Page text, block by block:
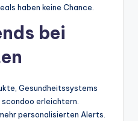
haben keine Chance.
bei
Gesundheitssystems
erleichtern.
personalisierten Alerts.